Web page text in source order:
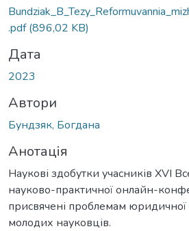
.pdf(896,02 KB)
Дата
2023
Автори
Бундзяк, Богдана
Анотація
Наукові здобутки учасників ХVІ
науково-практичної онлайн-
присвячені проблемам
молодих науковців.